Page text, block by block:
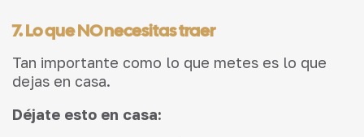
7. Lo que NO necesitas traer
Tan importante como lo que metes es lo que
dejas en casa.
Déjate esto en casa: